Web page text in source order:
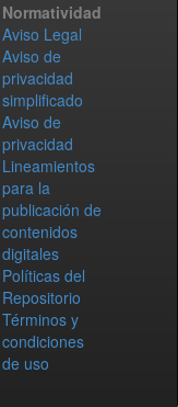
Normatividad
Aviso Legal
Aviso de
privacidad
simplificado
Aviso de
privacidad
Lineamientos
para la
publicación de
contenidos
digitales
Políticas del
Repositorio
Términos y
condiciones
de uso